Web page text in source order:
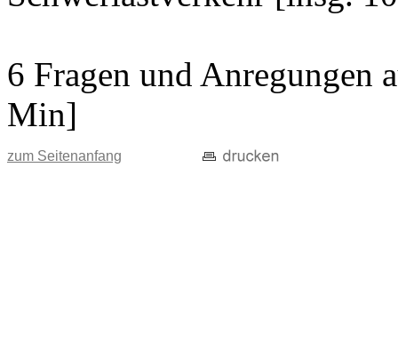
6 Fragen und Anregungen
Min]
zum Seitenanfang